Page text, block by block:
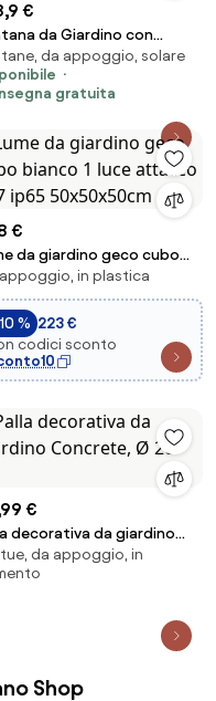
€
da Giardino con
Rubinetto Belfer
Alluminio...
da appoggio, solare
gratuita
€
da giardino geco cubo
1 luce attacco e27 ip65
appoggio, in plastica
% 223 €
codici sconto
€
decorativa da giardino
Ø 20 cm
da appoggio, in
Shop